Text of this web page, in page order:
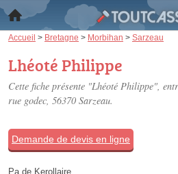
Accueil > Bretagne > Morbihan > Sarzeau
Lhéoté Philippe
Cette fiche présente "Lhéoté Philippe",
rue godec, 56370 Sarzeau.
Demande de devis en ligne
Pa de Kerollaire